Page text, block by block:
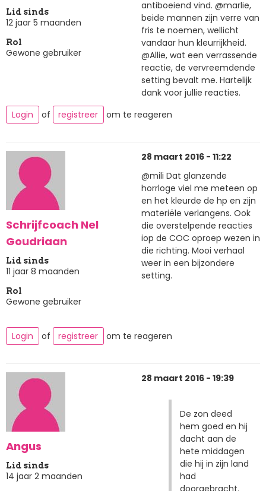
Lid sinds
12 jaar 5 maanden
Rol
Gewone gebruiker
antiboeiend vind. @marlie,
beide mannen zijn verre van
fris te noemen, wellicht
vandaar hun kleurrijkheid.
@Allie, wat een verrassende
reactie, de vervreemdende
setting bevalt me. Hartelijk
dank voor jullie reacties.
Login
of registreer om te reageren
Schrijfcoach Nel
Goudriaan
Lid sinds
11 jaar 8 maanden
Rol
Gewone gebruiker
28 maart 2016 - 11:22
@mili Dat glanzende
horrloge viel me meteen op
en het kleurde de hp en zijn
materiële verlangens. Ook
die overstelpende reacties
iop de COC oproep wezen in
die richting. Mooi verhaal
weer in een bijzondere
setting.
Login of registreer om te reageren
Angus
Lid sinds
14 jaar 2 maanden
28 maart 2016 - 19:39
De zon deed
hem goed en hij
dacht aan de
hete middagen
die hij in zijn land
had
doorgebracht.